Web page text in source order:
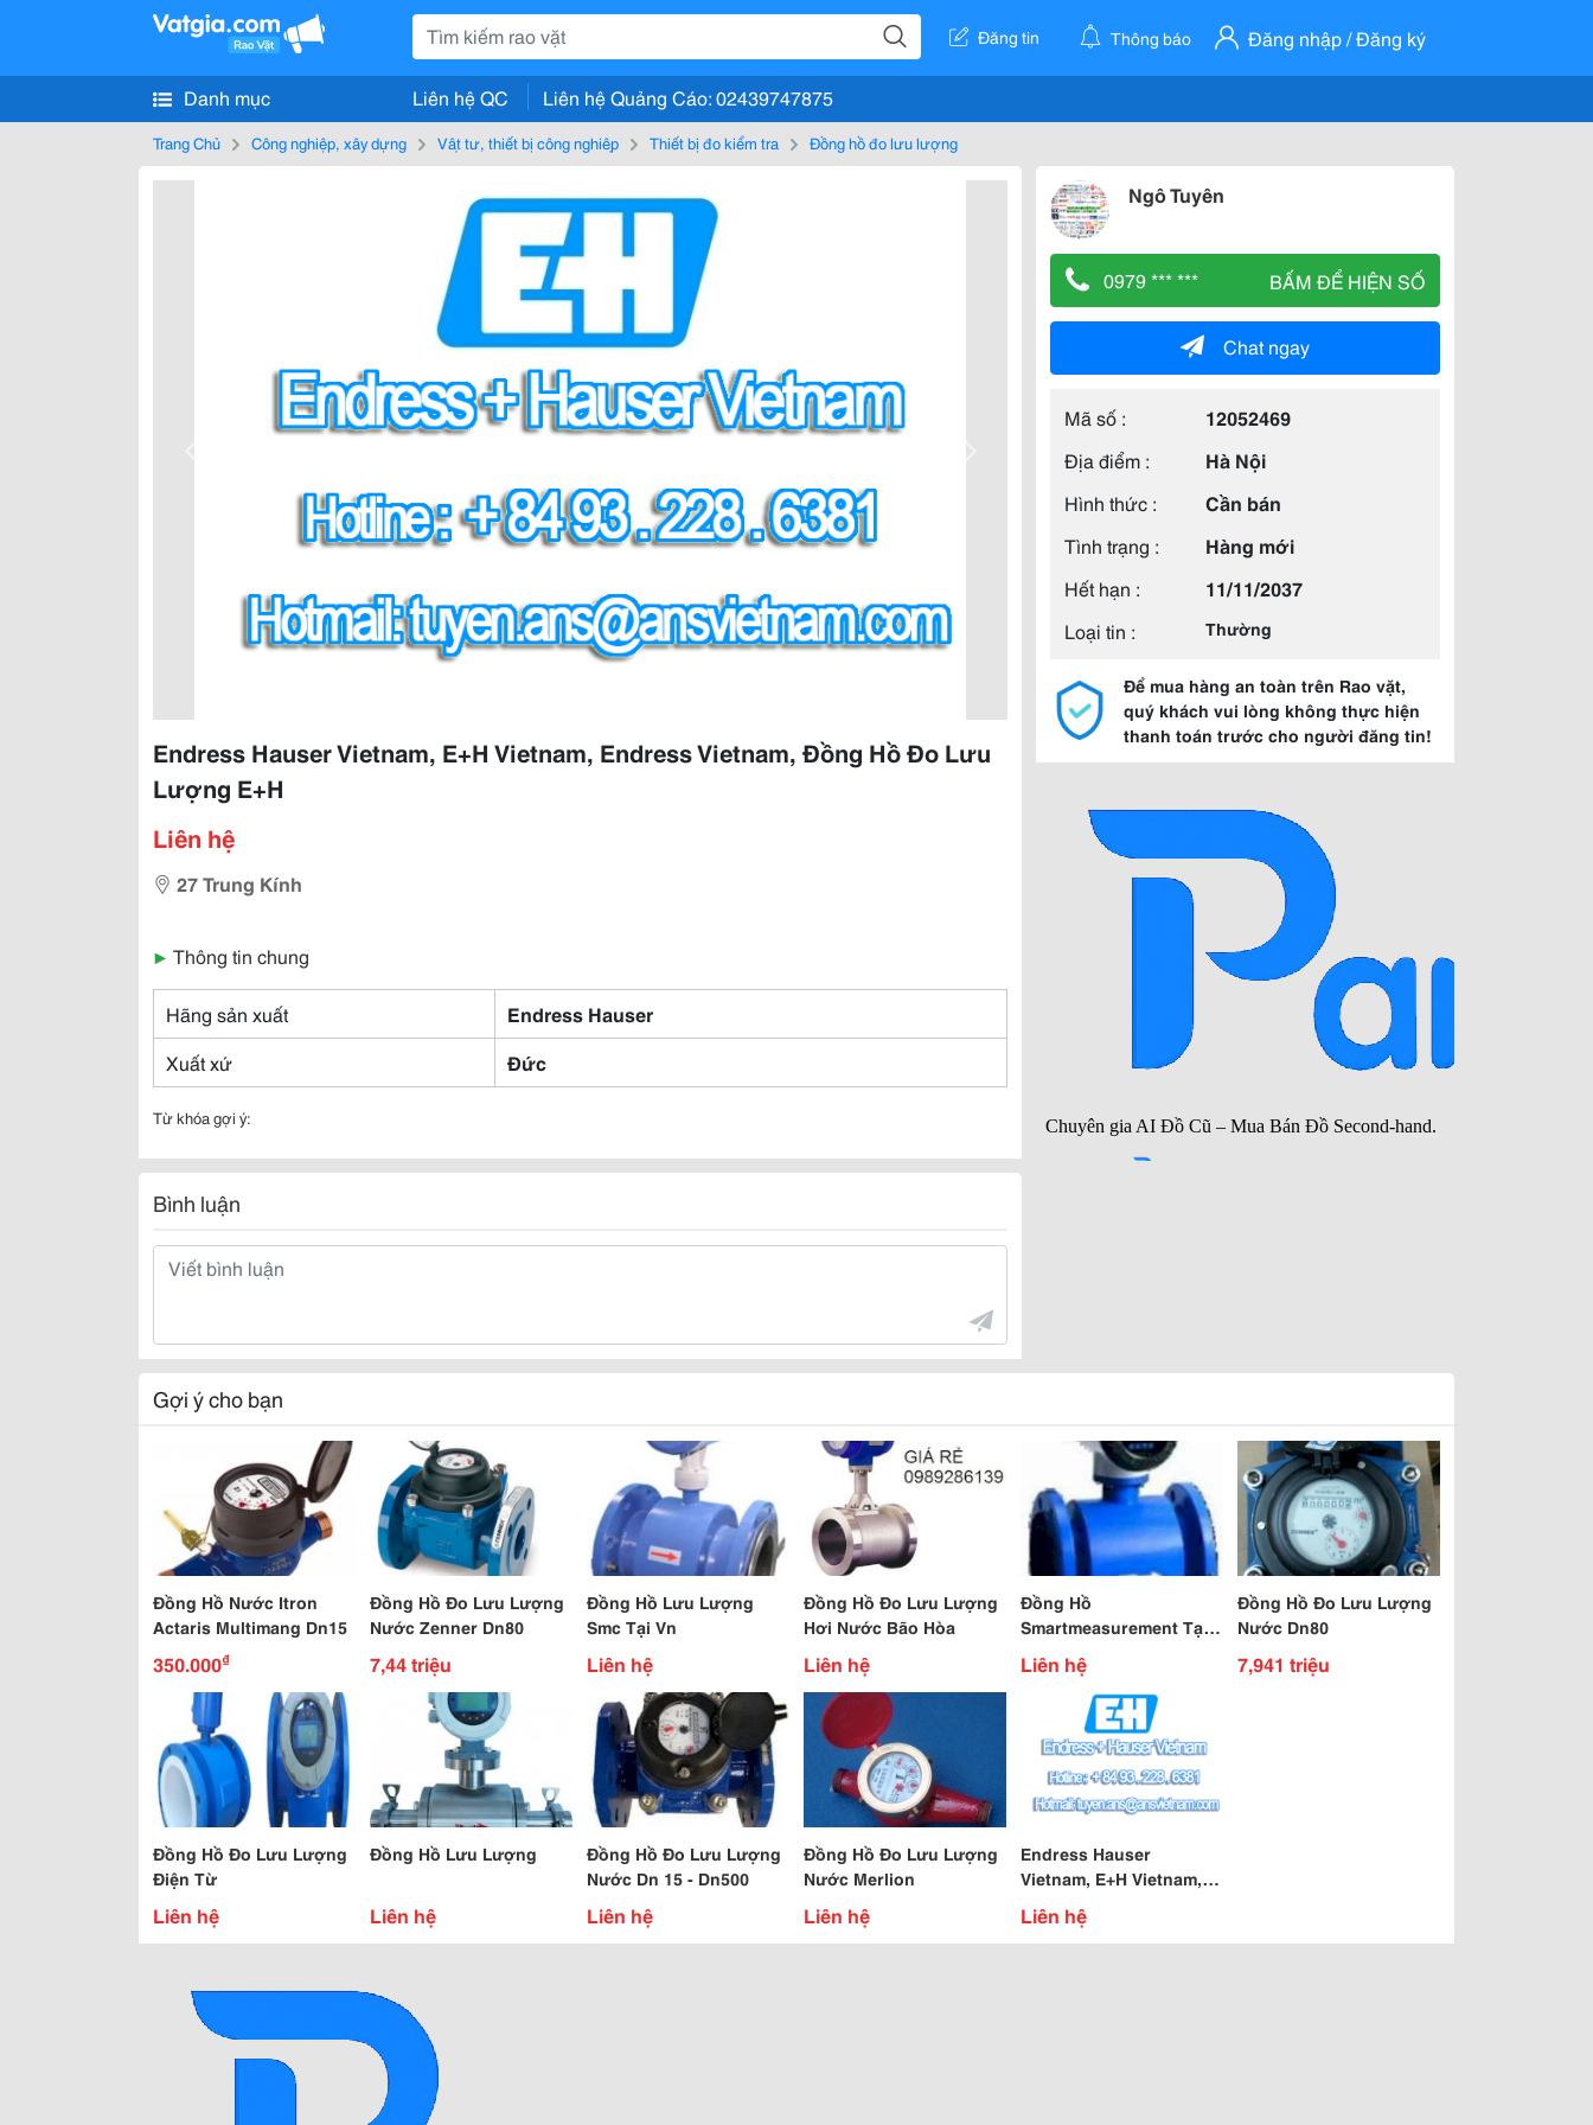
Đăng tin Thông báo Đăng nhập / Đăng ký
Danh mục Liên hệ QC Liên hệ Quảng Cáo: 02439747875
Trang Chủ Công nghiệp, xây dựng Vật tư, thiết bị công nghiệp Thiết bị đo kiểm tra Đồng hồ đo lưu lượng
Endress Hauser Vietnam, E+H Vietnam, Endress Vietnam, Đồng Hồ Đo Lưu
Lượng E+H
Liên hệ
27 Trung Kính
▶ Thông tin chung
Hãng sản xuất
Endress Hauser
Xuất xứ
Đức
Từ khóa gợi ý:
Bình luận
Ngô Tuyên
0979 *** *** BẤM ĐỂ HIỆN SỐ
Chat ngay
Mã số :
12052469
Địa điểm :
Hà Nội
Hình thức :
Cần bán
Tình trạng :
Hàng mới
Hết hạn :
11/11/2037
Loại tin :
Thường
Để mua hàng an toàn trên Rao vặt,
quý khách vui lòng không thực hiện
thanh toán trước cho người đăng tin!
Gợi ý cho bạn
Đồng Hồ Nước Itron
Actaris Multimang Dn15
350.000₫
Đồng Hồ Đo Lưu Lượng
Nước Zenner Dn80
7,44 triệu
Đồng Hồ Lưu Lượng
Smc Tại Vn
Liên hệ
Đồng Hồ Đo Lưu Lượng
Hơi Nước Bão Hòa
Liên hệ
Đồng Hồ
Smartmeasurement Tại
Vn
Liên hệ
Đồng Hồ Đo Lưu Lượng
Nước Dn80
7,941 triệu
Đồng Hồ Đo Lưu Lượng
Điện Từ
Liên hệ
Đồng Hồ Lưu Lượng
Liên hệ
Đồng Hồ Đo Lưu Lượng
Nước Dn 15 - Dn500
Liên hệ
Đồng Hồ Đo Lưu Lượng
Nước Merlion
Liên hệ
Endress Hauser
Vietnam, E+H Vietnam,
Đồng Hồ Endress , Đồng
Hồ Đo Lưu Lượng E+H
Liên hệ